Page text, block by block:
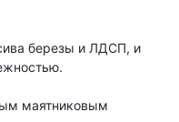
березы и ЛДСП, и
маятниковым